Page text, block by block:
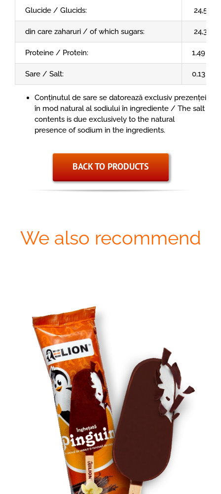
Glucide / Glucids: 24,52 g
din care zaharuri / of which sugars: 24,30 g
Proteine / Protein: 1,49 g
Sare / Salt: 0,13 g
Conținutul de sare se datorează exclusiv prezenței
în mod natural al sodiului în ingrediente / The salt
contents is due exclusively to the natural
presence of sodium in the ingredients.
BACK TO PRODUCTS
We also recommend